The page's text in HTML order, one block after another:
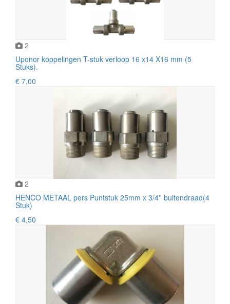
2
Uponor koppelingen T-stuk verloop 16 x14 X16 mm (5
Stuks).
€ 7,00
2
HENCO METAAL pers Puntstuk 25mm x 3/4'' buitendraad(4
Stuk)
€ 4,50